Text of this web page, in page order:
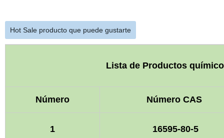
Hot Sale producto que puede gustarte
Lista de Productos
Número Número CAS
1 16595-80-5